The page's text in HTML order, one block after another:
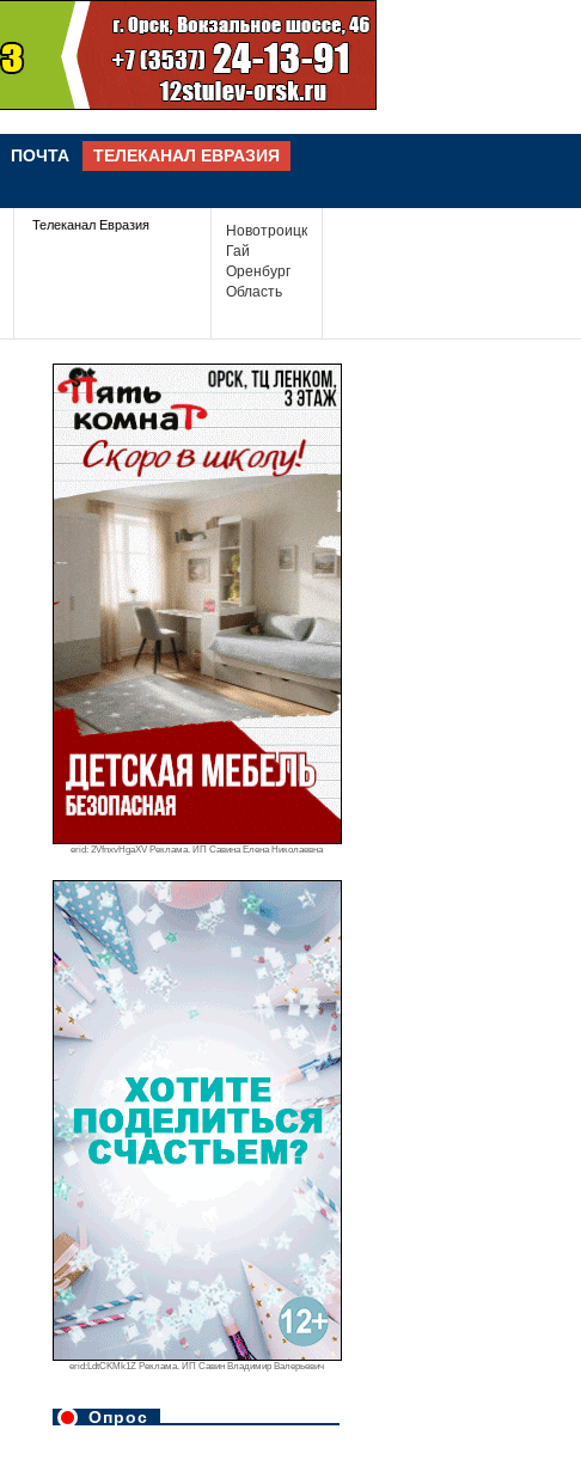
ПОЧТА ТЕЛЕКАНАЛ ЕВРАЗИЯ
Телеканал Евразия
Новотроицк
Гай
Оренбург
Область
erid: 2VfnxvHgaXV Реклама. ИП Савина Елена Николаевна
erid:LdtCKMk1Z Реклама. ИП Савин Владимир Валерьевич
Опрос